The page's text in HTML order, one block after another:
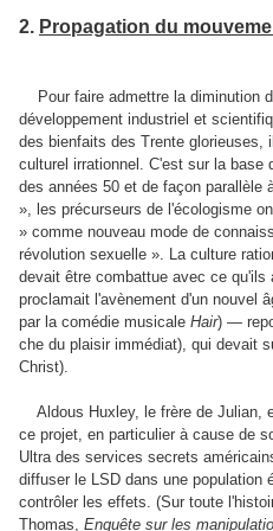
2. Propagation du
Pour faire admettre la diminution
développement industriel et
des bienfaits des Trente glorieuses,
culturel irrationnel. C'est sur la base
des années 50 et de façon parallèle
», les précurseurs de l'écologisme
» comme nouveau mode de
révolution sexuelle ». La culture
devait être combattue avec ce qu'ils
proclamait l'avènement d'un nouvel
par la comédie musicale Hair) —
che du plaisir immédiat), qui devait
Christ).
Aldous Huxley, le frère de Julian,
ce projet, en particulier à cause de
Ultra des services secrets
diffuser le LSD dans une population
contrôler les effets. (Sur toute
Thomas, Enquête sur les